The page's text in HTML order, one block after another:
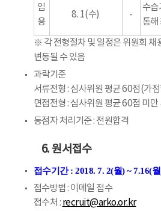
임
용
8. 1(수) -
수습
통해
※ 각 전형절차 및 일정은 위원회 채
변동될 수 있음
과락기준
서류전형 : 심사위원 평균 60점(가
면접전형 : 심사위원 평균 60점 미만
동점자 처리기준 : 전원합격
6. 원서접수
접수기간 : 2018. 7. 2(월) ~ 7.16(
접수방법 : 이메일 접수
접수처 : recruit@arko.or.kr